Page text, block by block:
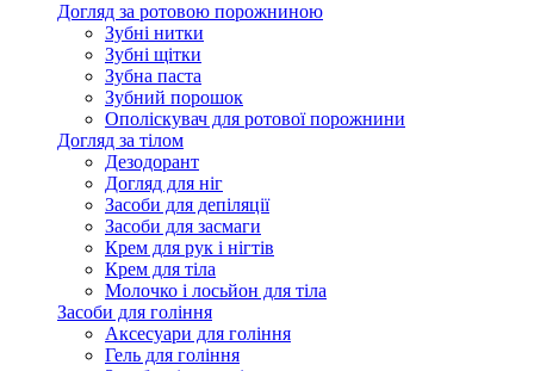
Догляд за ротовою порожниною
Зубні нитки
Зубні щітки
Зубна паста
Зубний порошок
Ополіскувач для ротової порожнини
Догляд за тілом
Дезодорант
Догляд для ніг
Засоби для депіляції
Засоби для засмаги
Крем для рук і нігтів
Крем для тіла
Молочко і лосьйон для тіла
Засоби для гоління
Аксесуари для гоління
Гель для гоління